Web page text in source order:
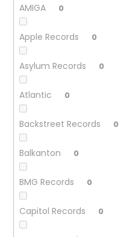
AMIGA 0
Apple Records 0
Asylum Records 0
Atlantic 0
Backstreet Records 0
Balkanton 0
BMG Records 0
Capitol Records 0
m
THE
KILLERS
SAWDUST
2LP
790
Kč